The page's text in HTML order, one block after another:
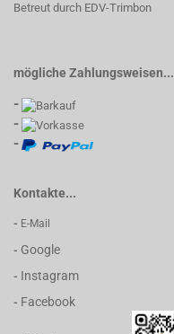
Betreut durch EDV-Trimbon
mögliche Zahlungsweisen...
-
-
-
Kontakte...
- E-Mail
- Google
- Instagram
- Facebook